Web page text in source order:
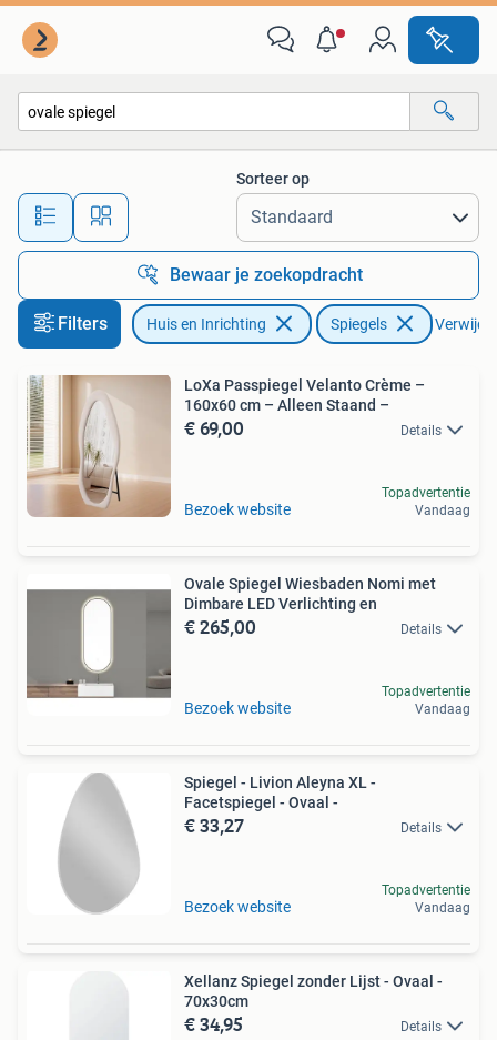
Alle afstanden…
Sorteer op
Bewaar je zoekopdracht
Filters Huis en Inrichting Spiegels
LoXa Passpiegel Velanto Crème –
160x60 cm – Alleen Staand –
€ 69,00 Details
Bezoek website
Topadvertentie
Vandaag
Ovale Spiegel Wiesbaden Nomi met
Dimbare LED Verlichting en
€ 265,00 Details
Bezoek website
Topadvertentie
Vandaag
Spiegel - Livion Aleyna XL -
Facetspiegel - Ovaal -
€ 33,27 Details
Bezoek website
Topadvertentie
Vandaag
Xellanz Spiegel zonder Lijst - Ovaal -
70x30cm
€ 34,95 Details